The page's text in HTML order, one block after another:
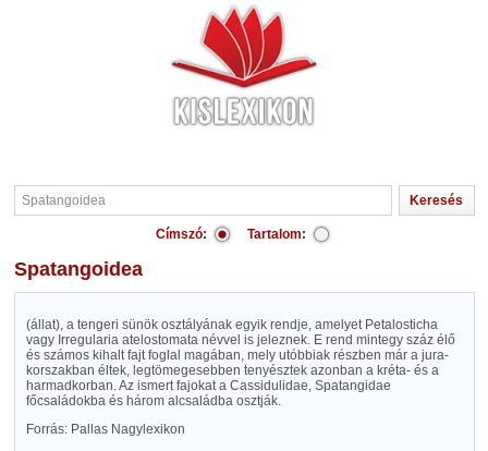
Címszó: Tartalom:
Spatangoidea
(állat), a tengeri sünök osztályának egyik rendje, amelyet Petalosticha
vagy Irregularia atelostomata névvel is jeleznek. E rend mintegy száz élő
és számos kihalt fajt foglal magában, mely utóbbiak részben már a jura-
korszakban éltek, legtömegesebben tenyésztek azonban a kréta- és a
harmadkorban. Az ismert fajokat a Cassidulidae, Spatangidae
főcsaládokba és három alcsaládba osztják.
Forrás: Pallas Nagylexikon